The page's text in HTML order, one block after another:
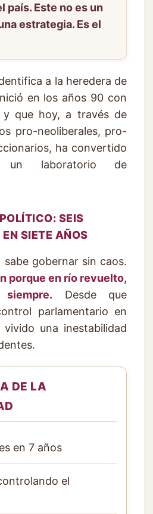
país. Este no es un
estrategia. Es el
a la heredera de
en los años 90 con
y que hoy, a través de
pro-neoliberales, pro-
ha convertido
laboratorio de
SEIS
SIETE AÑOS
gobernar sin caos.
porque en río revuelto,
Desde que
parlamentario en
una inestabilidad
DE LA
en 7 años
el